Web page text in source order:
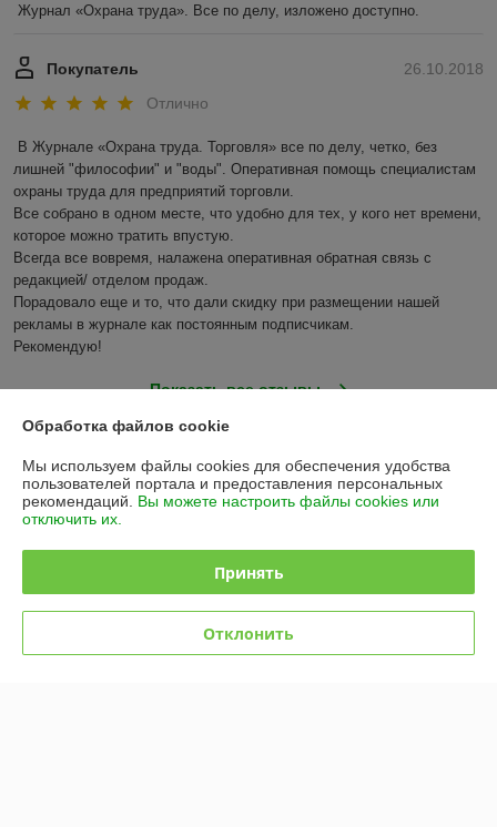
Журнал «Охрана труда». Все по делу, изложено доступно.
26.10.2018
Покупатель
Отлично
В Журнале «Охрана труда. Торговля» все по делу, четко, без
лишней "философии" и "воды". Оперативная помощь специалистам
охраны труда для предприятий торговли.
Все собрано в одном месте, что удобно для тех, у кого нет времени,
которое можно тратить впустую.
Всегда все вовремя, налажена оперативная обратная связь с
редакцией/ отделом продаж.
Порадовало еще и то, что дали скидку при размещении нашей
рекламы в журнале как постоянным подписчикам.
Рекомендую!
Показать все отзывы
О нас
Контакты
Обработка файлов cookie
Мы используем файлы cookies для обеспечения удобства
пользователей портала и предоставления персональных
рекомендаций. Вы можете настроить файлы cookies или
отключить их.
Принять
Отклонить